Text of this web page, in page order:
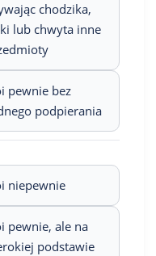
chodzika,
lub chwyta inne
pewnie bez
podpierania
niepewnie
pewnie, ale na
podstawie